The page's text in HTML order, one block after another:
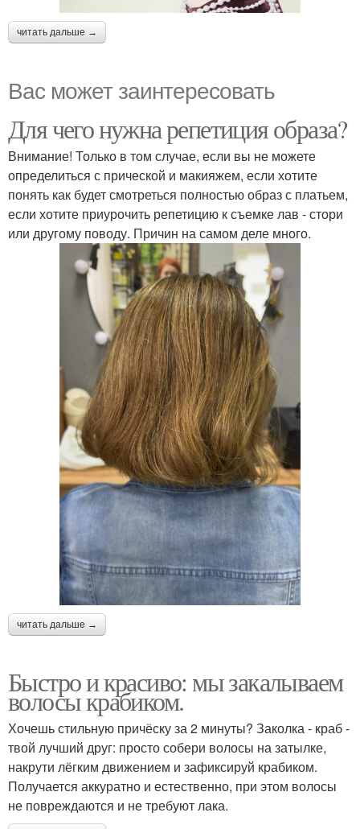
читать дальше →
Вас может заинтересовать
Для чего нужна репетиция образа?
Внимание! Только в том случае, если вы не можете
определиться с прической и макияжем, если хотите
понять как будет смотреться полностью образ с платьем,
если хотите приурочить репетицию к съемке лав - стори
или другому поводу. Причин на самом деле много.
читать дальше →
Быстро и красиво: мы закалываем
волосы крабиком.
Хочешь стильную причёску за 2 минуты? Заколка - краб -
твой лучший друг: просто собери волосы на затылке,
накрути лёгким движением и зафиксируй крабиком.
Получается аккуратно и естественно, при этом волосы
не повреждаются и не требуют лака.